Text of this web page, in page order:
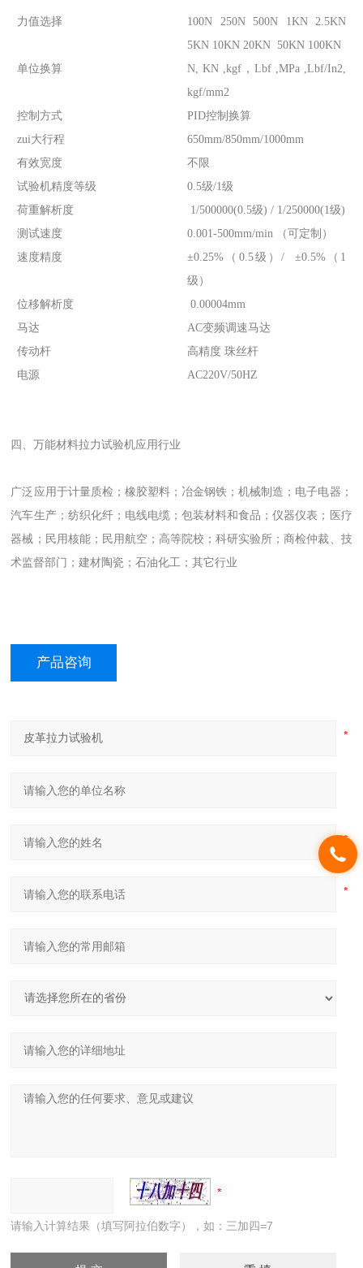
力值选择
100N 250N 500N 1KN 2.5KN
5KN 10KN 20KN 50KN 100KN
单位换算
N, KN ,kgf，Lbf ,MPa ,Lbf/In2,
kgf/mm2
控制方式
PID控制换算
zui大行程
650mm/850mm/1000mm
有效宽度
不限
试验机精度等级
0.5级/1级
荷重解析度
1/500000(0.5级) / 1/250000(1级)
测试速度
0.001-500mm/min （可定制）
速度精度
±0.25%（0.5级）/ ±0.5%（1
级）
位移解析度
0.00004mm
马达
AC变频调速马达
传动杆
高精度 珠丝杆
电源
AC220V/50HZ
四、万能材料拉力试验机应用行业
广泛应用于计量质检；橡胶塑料；冶金钢铁；机械制造；电子电器；
汽车生产；纺织化纤；电线电缆；包装材料和食品；仪器仪表；医疗
器械；民用核能；民用航空；高等院校；科研实验所；商检仲裁、技
术监督部门；建材陶瓷；石油化工；其它行业
产品咨询
请输入计算结果（填写阿拉伯数字），如：三加四=7